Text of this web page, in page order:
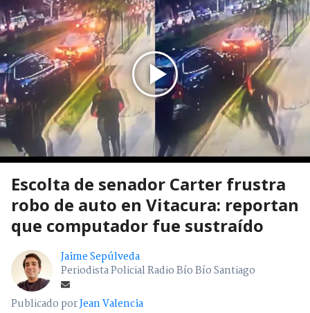
Escolta de senador Carter frustra
robo de auto en Vitacura: reportan
que computador fue sustraído
Jaime Sepúlveda
Periodista Policial Radio Bío Bío Santiago
Publicado porJean Valencia